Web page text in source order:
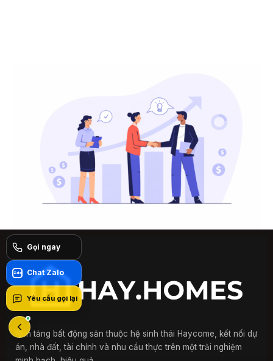
Gọi ngay
Zalo Chat Zalo
Yêu cầu gọi lại
Nền tảng bất động sản thuộc hệ sinh thái Haycome, kết nối dự
án, nhà đất, tài chính và nhu cầu thực trên một trải nghiệm